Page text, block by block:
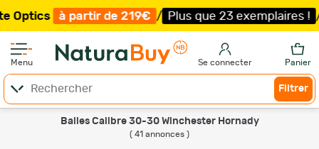
de 219€ / Plus que 23 exemplaires ! / Livraison
Menu Se connecter Panier
Filtrer
Balles Calibre 30-30 Winchester Hornady
( 41 annonces )